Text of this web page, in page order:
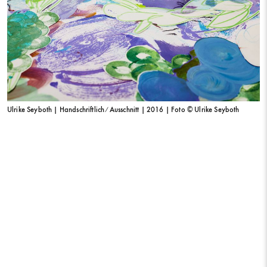
Ulrike Seyboth | Handschriftlich ⁄ Ausschnitt | 2016 | Foto © Ulrike Seyboth